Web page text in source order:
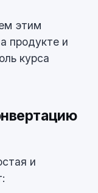
этим
продукте и
курса
и